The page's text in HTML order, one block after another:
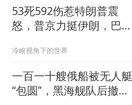
53死592伤惹特朗普震
怒，普京力挺伊朗，巴恐
冷峻视角下的世界
一百一十艘俄船被无人艇
“包圆”，黑海舰队后撤数